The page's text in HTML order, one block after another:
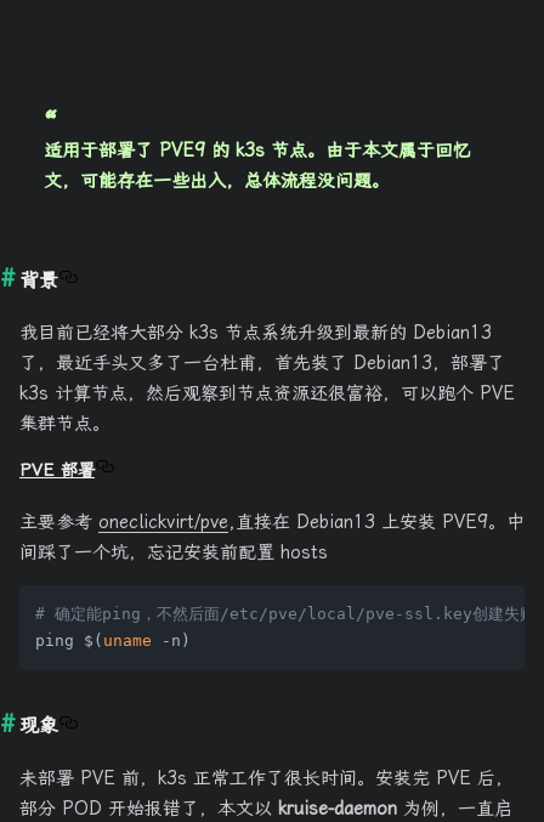
适用于部署了 PVE9 的 k3s 节点。由于本文属于回忆
文，可能存在一些出入，总体流程没问题。
背景
我目前已经将大部分 k3s 节点系统升级到最新的 Debian13
了，最近手头又多了一台杜甫，首先装了 Debian13，部署了
k3s 计算节点，然后观察到节点资源还很富裕，可以跑个 PVE
集群节点。
PVE 部署
主要参考 oneclickvirt/pve,直接在 Debian13 上安装 PVE9。中
间踩了一个坑，忘记安装前配置 hosts
# 确定能ping，不然后面/etc/pve/local/pve-ssl.key创建失败导
ping $( uname
现象
未部署 PVE 前，k3s 正常工作了很长时间。安装完 PVE 后，
部分 POD 开始报错了，本文以 kruise-daemon 为例，一直启